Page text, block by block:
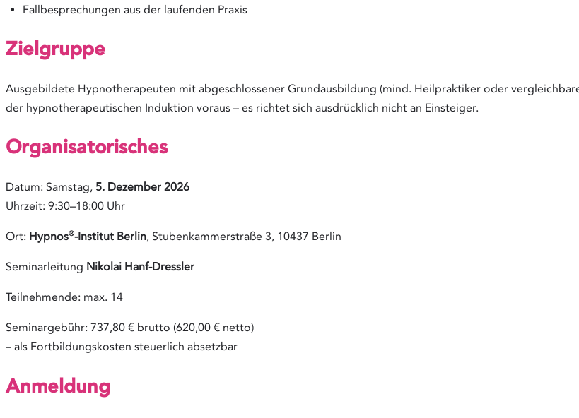
Fallbesprechungen aus der laufenden Praxis
Zielgruppe
Ausgebildete Hypnotherapeuten mit abgeschlossener Grundausbildung (mind. Heilpraktiker oder
der hypnotherapeutischen Induktion voraus – es richtet sich ausdrücklich nicht an Einsteiger.
Organisatorisches
Datum: Samstag, 5. Dezember 2026
Uhrzeit: 9:30–18:00 Uhr
Ort: Hypnos®-Institut Berlin, Stubenkammerstraße 3, 10437 Berlin
Seminarleitung Nikolai Hanf-Dressler
Teilnehmende: max. 14
Seminargebühr: 737,80 € brutto (620,00 € netto)
– als Fortbildungskosten steuerlich absetzbar
Anmeldung